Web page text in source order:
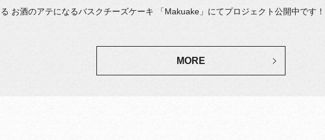
お酒のアテになるバスクチーズケーキ 「Makuake」にてプロジェクト公開中です
MORE